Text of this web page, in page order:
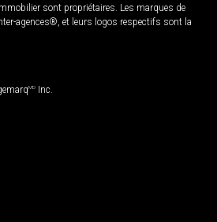
sont propriétaires. Les marques de
agences®, et leurs logos respectifs sont la
MD Inc.